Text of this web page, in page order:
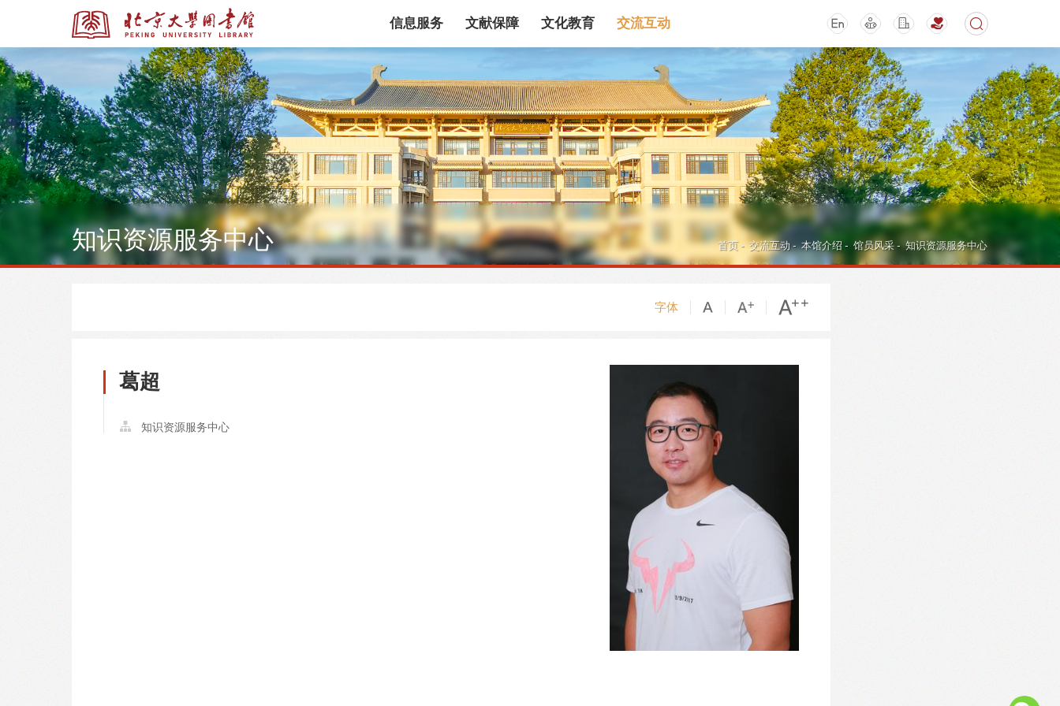
全部资源
全部资源 馆藏目录 论文、书、报告 数据库 电子图书和电子期刊
多媒体资源 机构知识库 馆际互借 新书通报 专利数据 活动讲座
信息服务 文献保障 文化教育 交流互动
首页 - 交流互动 - 本馆介绍 - 馆员风采 - 知识资源服务中心
知识资源服务中心
字体
葛超
知识资源服务中心